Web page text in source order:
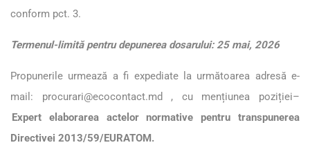
conform pct. 3.
Termenul-limită pentru depunerea dosarului: 25 mai, 2026
Propunerile urmează a fi expediate la următoarea adresă e-
mail: procurari@ecocontact.md , cu mențiunea poziției–
Expert elaborarea actelor normative pentru transpunerea
Directivei 2013/59/EURATOM.